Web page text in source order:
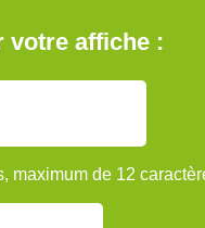
votre affiche :
maximum de 12